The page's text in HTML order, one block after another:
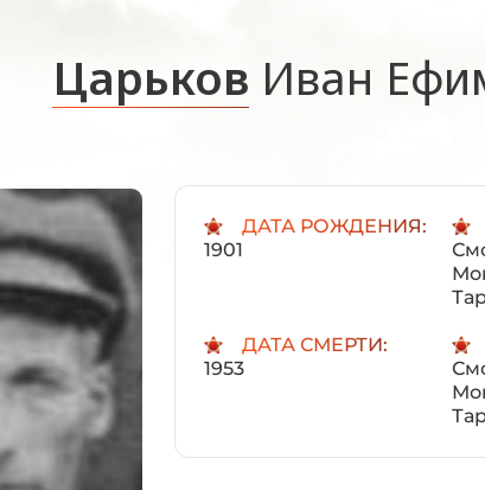
Царьков Иван
ДАТА РОЖДЕНИЯ:
1901
ДАТА СМЕРТИ:
1953